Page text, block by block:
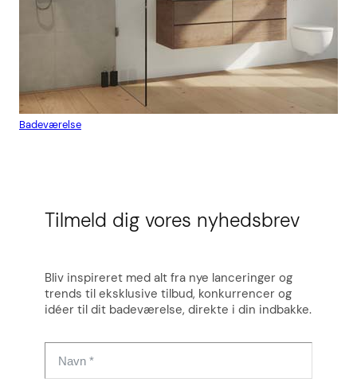
Badeværelse
Tilmeld dig vores nyhedsbrev
Bliv inspireret med alt fra nye lanceringer og
trends til eksklusive tilbud, konkurrencer og
idéer til dit badeværelse, direkte i din indbakke.